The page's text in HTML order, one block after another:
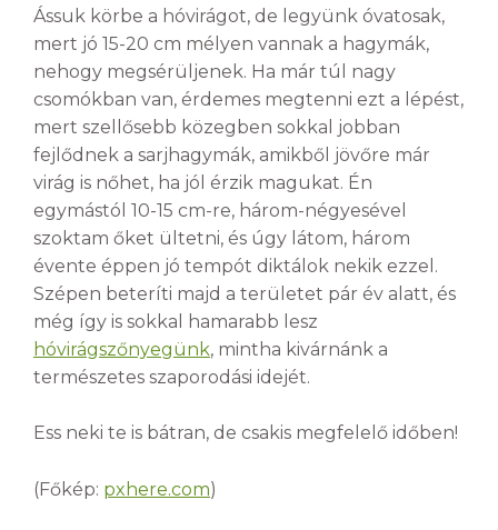
Ássuk körbe a hóvirágot, de legyünk óvatosak,
mert jó 15-20 cm mélyen vannak a hagymák,
nehogy megsérüljenek. Ha már túl nagy
csomókban van, érdemes megtenni ezt a lépést,
mert szellősebb közegben sokkal jobban
fejlődnek a sarjhagymák, amikből jövőre már
virág is nőhet, ha jól érzik magukat. Én
egymástól 10-15 cm-re, három-négyesével
szoktam őket ültetni, és úgy látom, három
évente éppen jó tempót diktálok nekik ezzel.
Szépen beteríti majd a területet pár év alatt, és
még így is sokkal hamarabb lesz
hóvirágszőnyegünk, mintha kivárnánk a
természetes szaporodási idejét.
Ess neki te is bátran, de csakis megfelelő időben!
(Főkép: pxhere.com)